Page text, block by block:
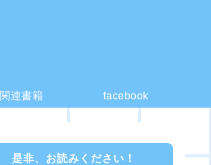
関連書籍 facebook
是非、お読みください！